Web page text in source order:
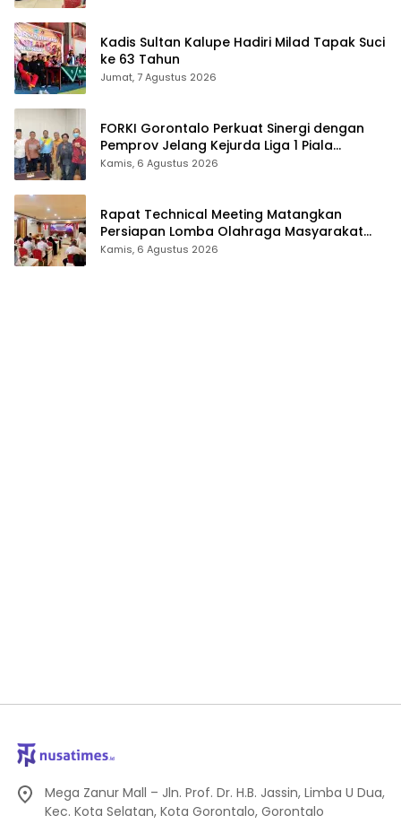
Kadis Sultan Kalupe Hadiri Milad Tapak Suci
ke 63 Tahun
Jumat, 7 Agustus 2026
FORKI Gorontalo Perkuat Sinergi dengan
Pemprov Jelang Kejurda Liga 1 Piala
Gubernur 2026
Kamis, 6 Agustus 2026
Rapat Technical Meeting Matangkan
Persiapan Lomba Olahraga Masyarakat
Tingkat Provinsi Gorontalo
Kamis, 6 Agustus 2026
Mega Zanur Mall – Jln. Prof. Dr. H.B. Jassin, Limba U Dua,
Kec. Kota Selatan, Kota Gorontalo, Gorontalo